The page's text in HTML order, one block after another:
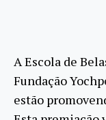
A Escola de
Fundação
estão